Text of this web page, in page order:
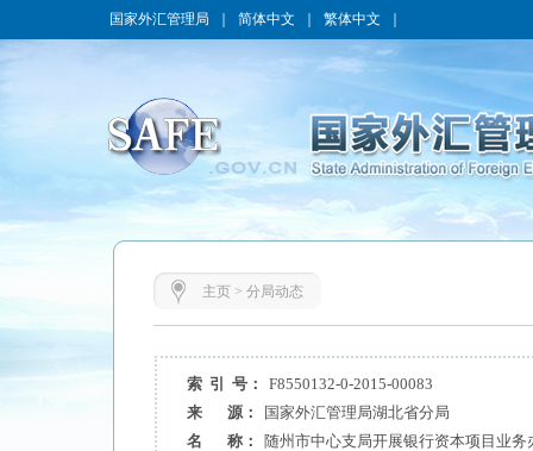
国家外汇管理局 简体中文 繁体中文
主页> 分局动态
索 引 号：
F8550132-0-2015-00083
来 源：
国家外汇管理局湖北省分局
名 称：
随州市中心支局开展银行资本项目业务